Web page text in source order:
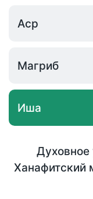
Аср
Магриб
Иша
Духовное
Ханафитский